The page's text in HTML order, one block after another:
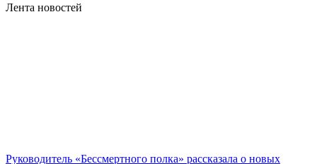
Лента новостей
Руководитель «Бессмертного полка» рассказала о новых